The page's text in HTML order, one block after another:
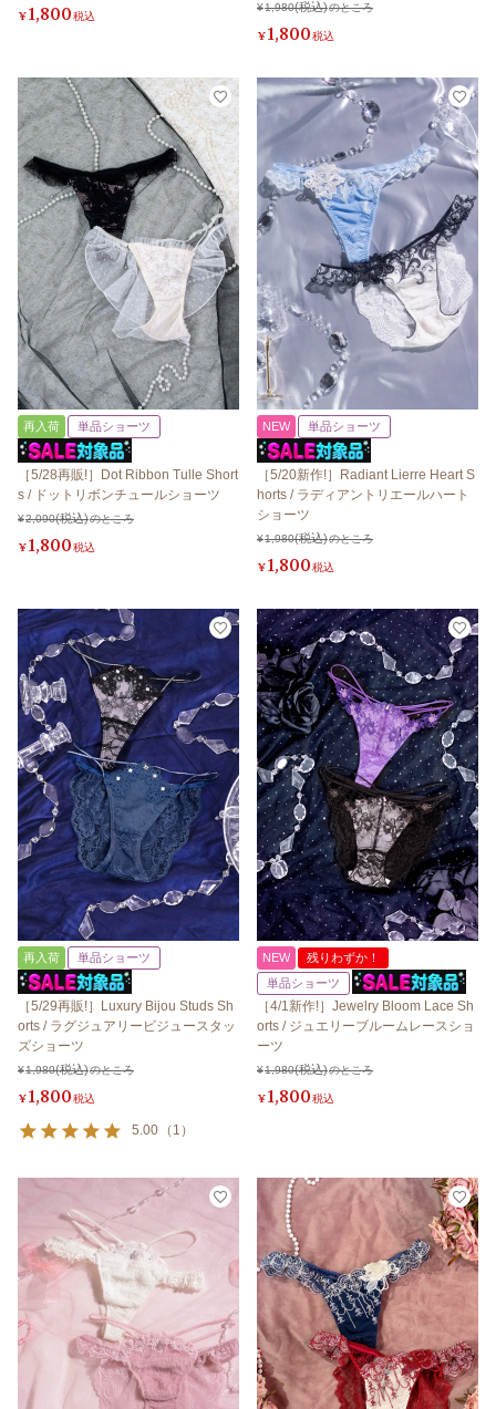
¥1,800税込
¥1,980 のところ
¥1,800税込
再入荷 単品ショーツ
［5/28再販!］Dot Ribbon Tulle Short
s / ドットリボンチュールショーツ
¥2,090 のところ
¥1,800税込
NEW 単品ショーツ
［5/20新作!］Radiant Lierre Heart S
horts / ラディアントリエールハート
ショーツ
¥1,980 のところ
¥1,800税込
再入荷 単品ショーツ
［5/29再販!］Luxury Bijou Studs Sh
orts / ラグジュアリービジュースタッ
ズショーツ
¥1,980 のところ
¥1,800税込
5.00 （ 1 ）
NEW
残りわずか！
単品ショーツ
［4/1新作!］Jewelry Bloom Lace Sh
orts / ジュエリーブルームレースショ
ーツ
¥1,980 のところ
¥1,800税込